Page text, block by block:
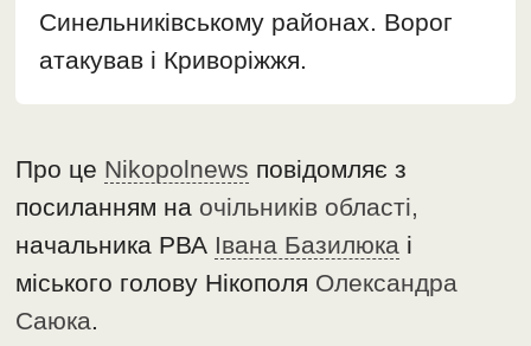
Синельниківському районах. Ворог
атакував і Криворіжжя.
Про це Nikopolnews повідомляє з
посиланням на очільників області,
начальника РВА Івана Базилюка і
міського голову Нікополя Олександра
Саюка.